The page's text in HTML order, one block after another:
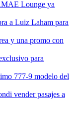
Lounge ya
a Luiz Laham para
y una promo con
para
777-9 modelo del
vender pasajes a